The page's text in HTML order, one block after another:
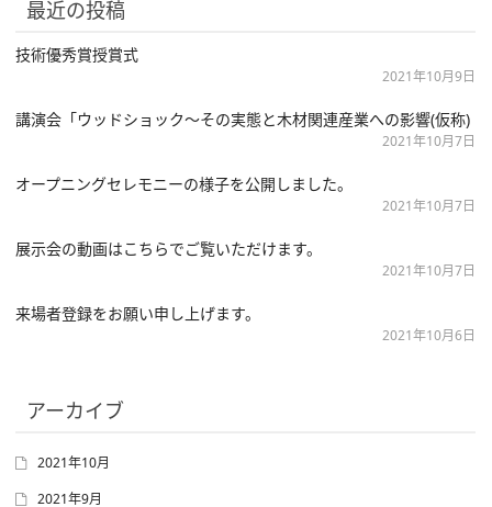
を
切
り
最近の投稿
技術優秀賞授賞式
2021年10月9日
講演会「ウッドショック〜その実態と木材関連産業への影響(仮称)
2021年10月7日
オープニングセレモニーの様子を公開しました。
2021年10月7日
展示会の動画はこちらでご覧いただけます。
2021年10月7日
来場者登録をお願い申し上げます。
2021年10月6日
アーカイブ
2021年10月
2021年9月